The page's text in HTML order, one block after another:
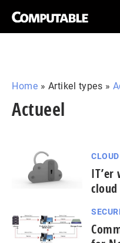
Home » Artikel types »
Actueel
cloud